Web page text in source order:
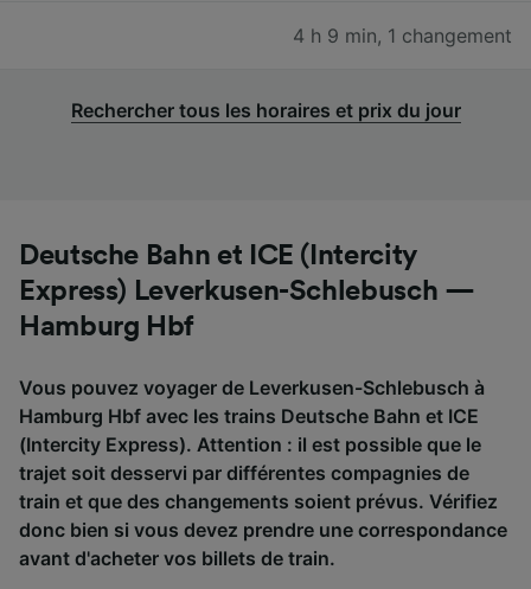
4 h 9 min, 1 changement
Rechercher tous les horaires et prix du jour
Deutsche Bahn et ICE (Intercity
Express) Leverkusen-Schlebusch —
Hamburg Hbf
Vous pouvez voyager de Leverkusen-Schlebusch à
Hamburg Hbf avec les trains Deutsche Bahn et ICE
(Intercity Express). Attention : il est possible que le
trajet soit desservi par différentes compagnies de
train et que des changements soient prévus. Vérifiez
donc bien si vous devez prendre une correspondance
avant d'acheter vos billets de train.